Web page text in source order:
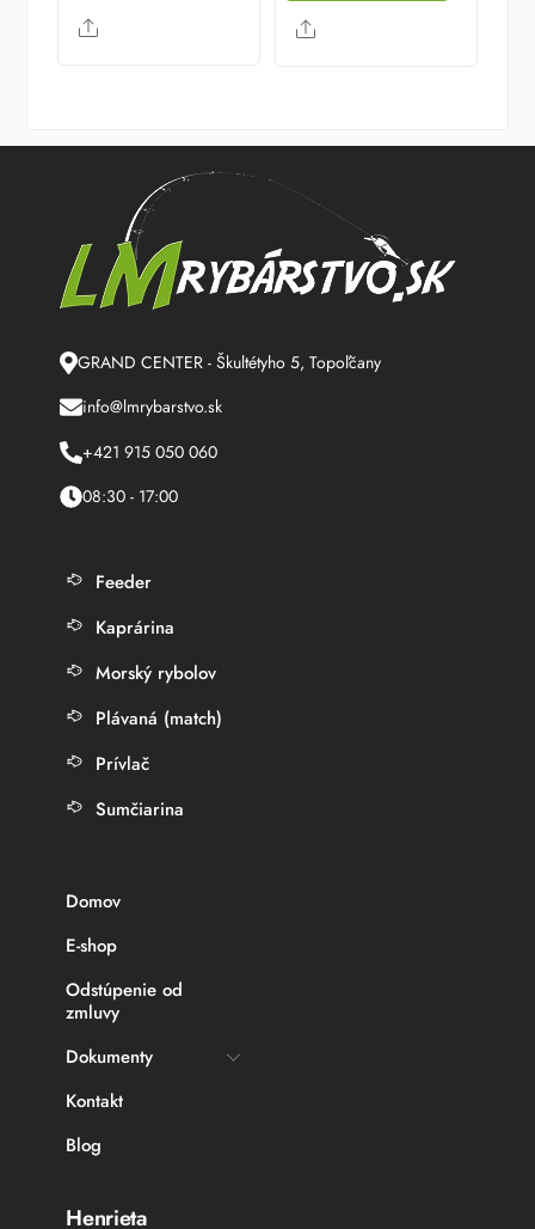
Share Share
GRAND CENTER - Škultétyho 5, Topoľčany
info@lmrybarstvo.sk
+421 915 050 060
08:30 - 17:00
Feeder
Kaprárina
Morský rybolov
Plávaná (match)
Prívlač
Sumčiarina
Domov
E-shop
Odstúpenie od
zmluvy
Dokumenty
Kontakt
Blog
Henrieta